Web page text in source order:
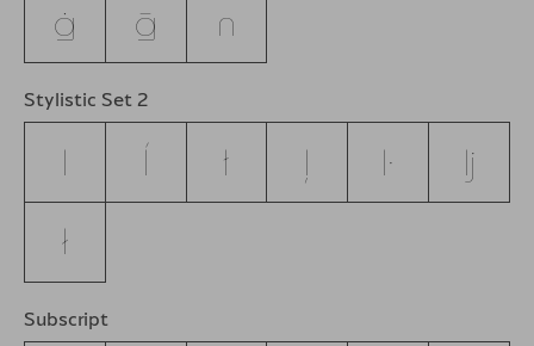
ġ
ḡ n
Stylistic Set 2
l ĺ ľ ļ ŀ
ǉ
ł
Subscript